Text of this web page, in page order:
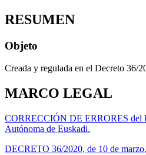
RESUMEN
Objeto
Creada y regulada en el Decreto 36/
MARCO LEGAL
CORRECCIÓN DE ERRORES del
Autónoma de Euskadi.
DECRETO 36/2020, de 10 de